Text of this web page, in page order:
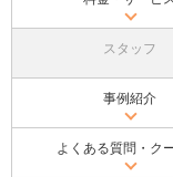
スタッフ
事例紹介
よくある質問・ク